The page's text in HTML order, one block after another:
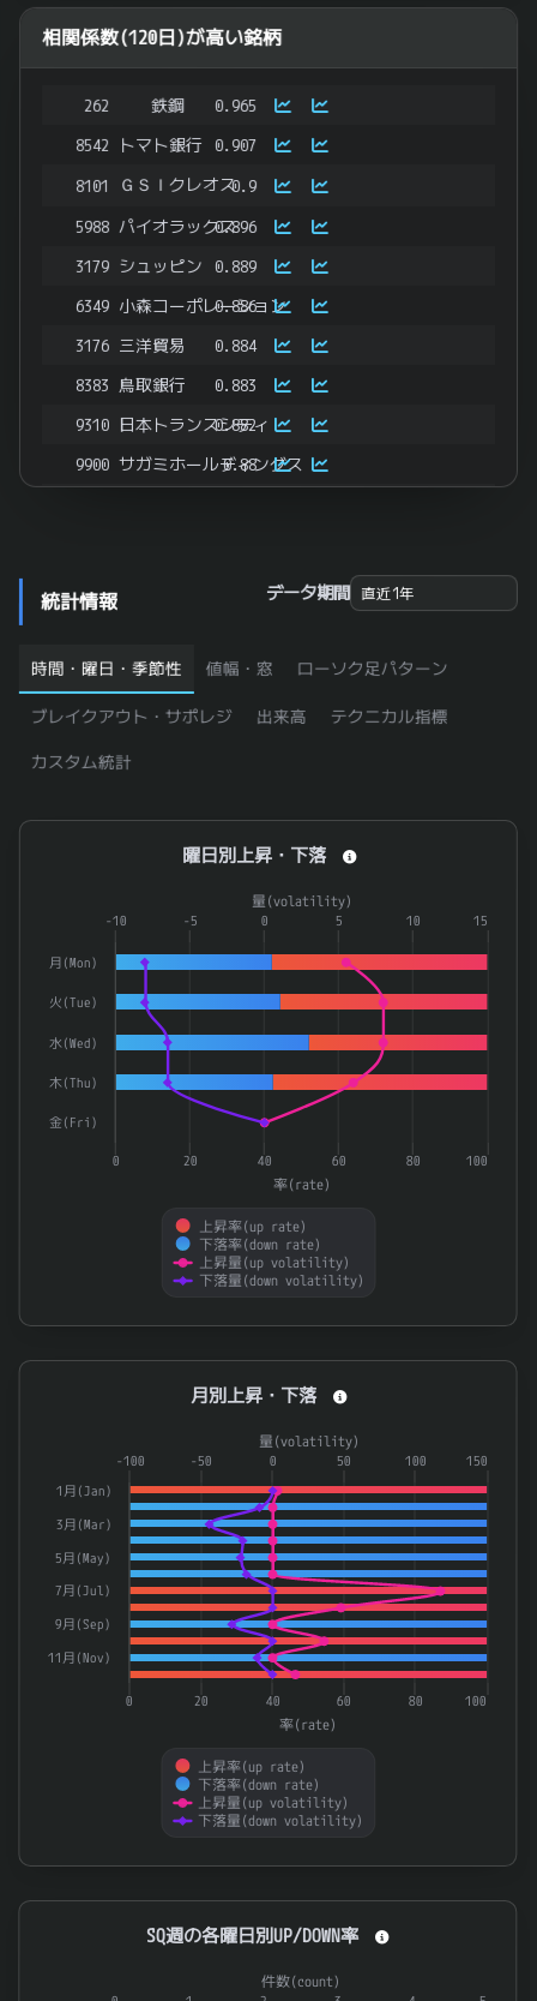
相関係数(120日)が高い銘柄
262 鉄鋼 0.965
8542 トマト銀行 0.907
8101 ＧＳＩクレオス0.9
5988 パイオラックス0.896
3179 シュッピン 0.889
6349 小森コーポレーション
0.886
3176 三洋貿易 0.884
8383 鳥取銀行 0.883
9310 日本トランスシティ
0.882
9900 サガミホールディングス
0.88
5976 高周波熱錬 0.858
グラファイトデザイン
6988 日東電工 0.842
グローバルＸ 高配当30-日本株式 ETF
0.842
シップヘルスケアホールディングス
0.841
ワキタ
レイズネクスト0.836
北里コーポレーション
三ツ星ベルト0.833
ティーケーピー0.829
統計情報 データ期間
時間・曜日・季節性 値幅・窓 ローソク足パターン
ブレイクアウト・サポレジ 出来高 テクニカル指標
カスタム統計
Combination chart with 4 data series.
The chart has 1 X axis displaying categories.
The chart has 2 Y axes displaying 率(rate) and 量
率(rate)
量(volatility)
上昇率(up rate)
下落率(down rate)
上昇量(up volatility)
下落量(down volatility)
月(Mon)
火(Tue)
水(Wed)
木(Thu)
金(Fri)
0 20 40 60 80 100
0
-10 -5 5 10 15
曜日別上昇・下落
End of interactive chart.
Combination chart with 4 data series.
The chart has 1 X axis displaying categories.
The chart has 2 Y axes displaying 率(rate) and 量
率(rate)
量(volatility)
上昇率(up rate)
下落率(down rate)
上昇量(up volatility)
下落量(down volatility)
1月(Jan)
3月(Mar)
5月(May)
7月(Jul)
9月(Sep)
11月(Nov)
0 20 40 60 80 100
0
-100 -50 50 100 150
月別上昇・下落
End of interactive chart.
SQ週の各曜日別UP/DOWN率
Combination chart with 3 data series.
件数(count)
SQ週の各曜日別UP/DOWN率